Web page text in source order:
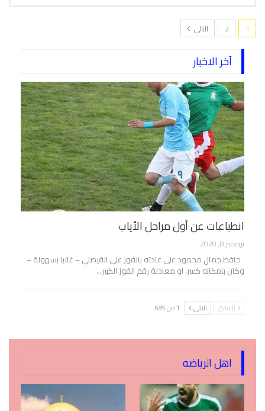
1
2 التالي
آخر الاخبار
انطباعات عن أول مراحل الأياب
نوفمبر 8, 2020
حافظ جمال محمود على عادته بالفوز على الفيصلي – غالبا بسهولة –
وكان بامكانه كسر، او معادلة رقم الفوز الكبير…
السابق التالي 1 من 685
اهل الرياضه